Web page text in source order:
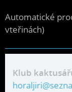
Automatické
vteřinách)
Klub